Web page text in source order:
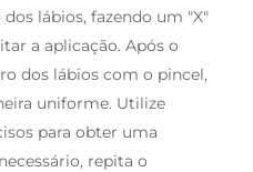
lábios, fazendo um "X"
a aplicação. Após o
dos lábios com o pincel,
uniforme. Utilize
para obter uma
repita o